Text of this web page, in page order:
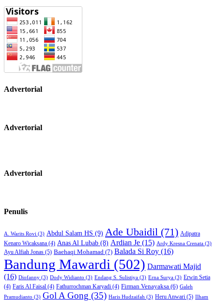
Advertorial
Advertorial
Advertorial
Penulis
A. Warits Rovi (3) Abdul Salam HS (9) Ade Ubaidil (71) Adipatra
Kenaro Wicaksana (4) Anas Al Lubab (8) Ardian Je (15) Ardy Kresna Crenata (3)
Ayu Alfiah Jonas (5) Baehaqi Mohamad (7) Balada Si Roy (16)
Bandung Mawardi (502) Darmawati Majid
(16) Diofanny (3) Dody Widianto (3) Endang S. Sulistiya (3) Erna Surya (3) Erwin Setia
(4) Faris Al Faisal (4) Fathurrochman Karyadi (4) Firman Venayaksa (6) Galeh
Pramudianto (3) Gol A Gong (35) Haris Hudzaifah (3) Heru Anwari (5) Ilham